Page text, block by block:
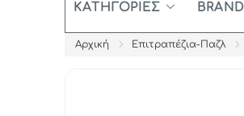
ΚΑΤΗΓΟΡΊΕΣ
Αρχική Επιτραπέζια-Παζλ